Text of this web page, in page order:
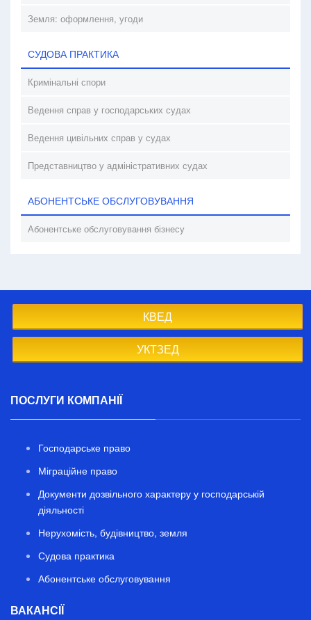
Земля: оформлення, угоди
СУДОВА ПРАКТИКА
Кримінальні спори
Ведення справ у господарських судах
Ведення цивільних справ у судах
Представництво у адміністративних судах
АБОНЕНТСЬКЕ ОБСЛУГОВУВАННЯ
Абонентське обслуговування бізнесу
КВЕД
УКТЗЕД
ПОСЛУГИ КОМПАНІЇ
Господарське право
Міграційне право
Документи дозвільного характеру у господарській
діяльності
Нерухомість, будівництво, земля
Судова практика
Абонентське обслуговування
ВАКАНСІЇ